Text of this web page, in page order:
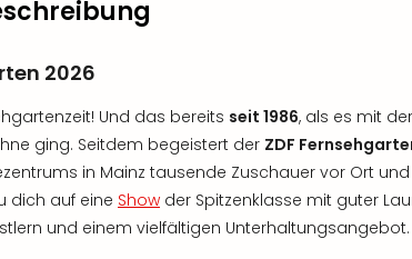
2026
Und das bereits seit 1986, als es mit
ging. Seitdem begeistert der ZDF
in Mainz tausende Zuschauer vor Ort
dich auf eine Show der Spitzenklasse mit guter
und einem vielfältigen Unterhaltungsangebot.